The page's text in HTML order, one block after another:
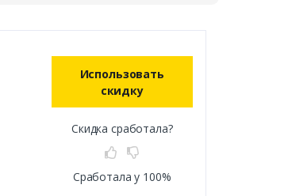
Использовать
скидку
Скидка сработала?
Сработала у 100%